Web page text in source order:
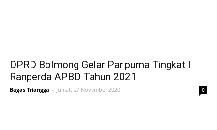
DPRD Bolmong Gelar Paripurna Tingkat I
Ranperda APBD Tahun 2021
Bagas Triangga - Jumat, 27 November 2020 0